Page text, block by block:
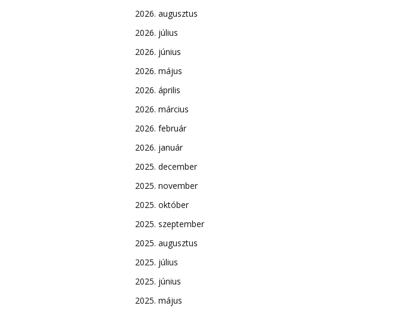
2026. augusztus
2026. július
2026. június
2026. május
2026. április
2026. március
2026. február
2026. január
2025. december
2025. november
2025. október
2025. szeptember
2025. augusztus
2025. július
2025. június
2025. május